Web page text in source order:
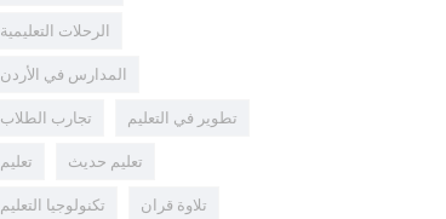
الرحلات التعليمية
المدارس في الأردن
تجارب الطلاب
تطوير في التعليم
تعليم
تعليم حديث
تكنولوجيا التعليم
تلاوة قران